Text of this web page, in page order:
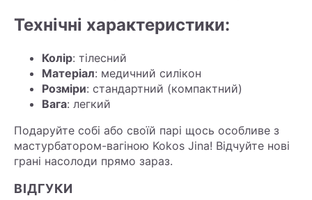
Технічні характеристики:
Колір: тілесний
Матеріал: медичний силікон
Розміри: стандартний (компактний)
Вага: легкий
Подаруйте собі або своїй парі щось особливе з
мастурбатором-вагіною Kokos Jina! Відчуйте нові
грані насолоди прямо зараз.
ВІДГУКИ